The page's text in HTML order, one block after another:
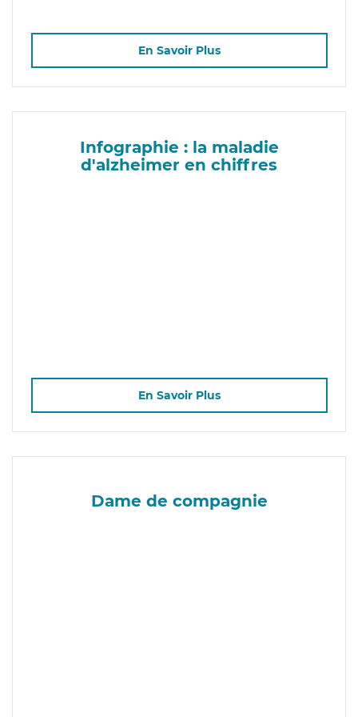
En Savoir Plus
Infographie : la maladie
d'alzheimer en chiffres
En Savoir Plus
Dame de compagnie